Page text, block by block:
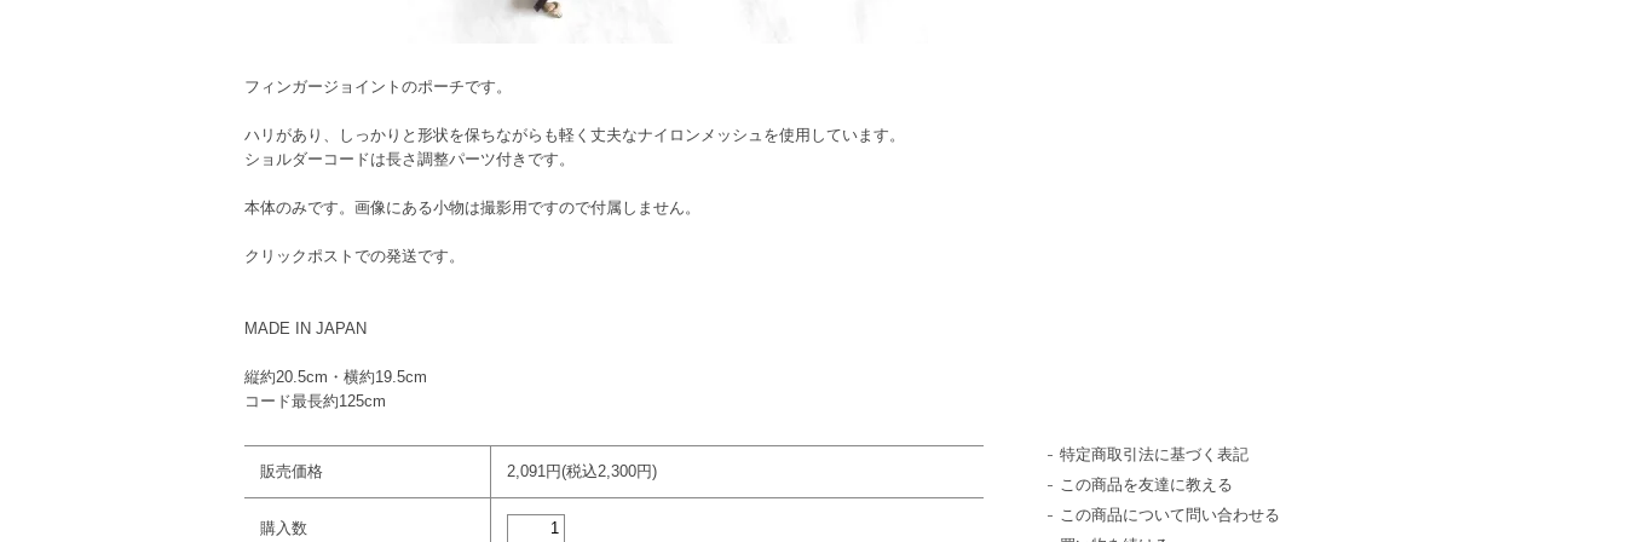
フィンガージョイントのポーチです。
ハリがあり、しっかりと形状を保ちながらも軽く丈夫なナイロンメッシュを使用しています。
ショルダーコードは長さ調整パーツ付きです。
本体のみです。画像にある小物は撮影用ですので付属しません。
クリックポストでの発送です。
MADE IN JAPAN
縦約20.5cm・横約19.5cm
コード最長約125cm
販売価格 2,091円(税込2,300円)
購入数
特定商取引法に基づく表記
この商品を友達に教える
この商品について問い合わせる